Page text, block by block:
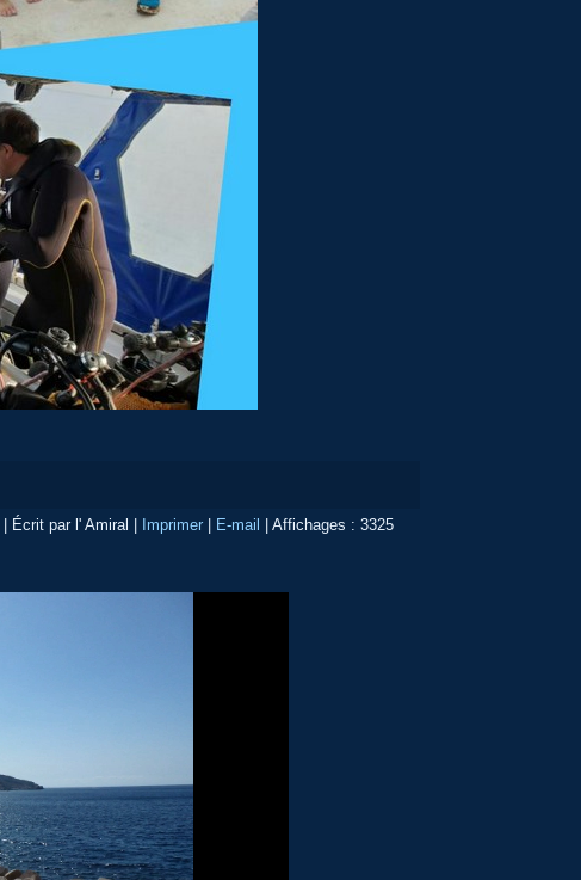
Écrit par l' Amiral Imprimer E-mail |Affichages : 3325